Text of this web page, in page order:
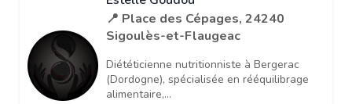
📍 Place des Cépages, 24240
Sigoulès-et-Flaugeac
Diététicienne nutritionniste à Bergerac
(Dordogne), spécialisée en rééquilibrage
alimentaire,...